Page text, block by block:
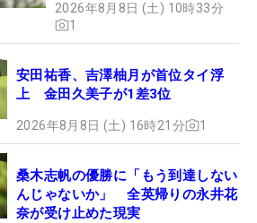
2026年8月8日 (土) 10時33分
1
安田祐香、吉澤柚月が首位タイ浮
上 金田久美子が1差3位
2026年8月8日 (土) 16時21分 1
桑木志帆の優勝に「もう到達しない
んじゃないか」 全英帰りの永井花
奈が受け止めた現実